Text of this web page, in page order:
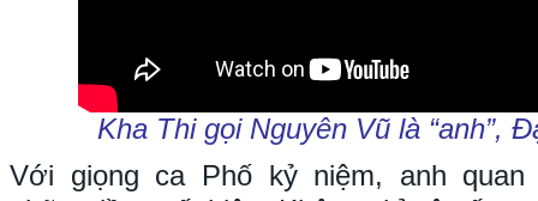
Kha Thi gọi Nguyên Vũ là “anh”,
Với giọng ca Phố kỷ niệm, anh quan